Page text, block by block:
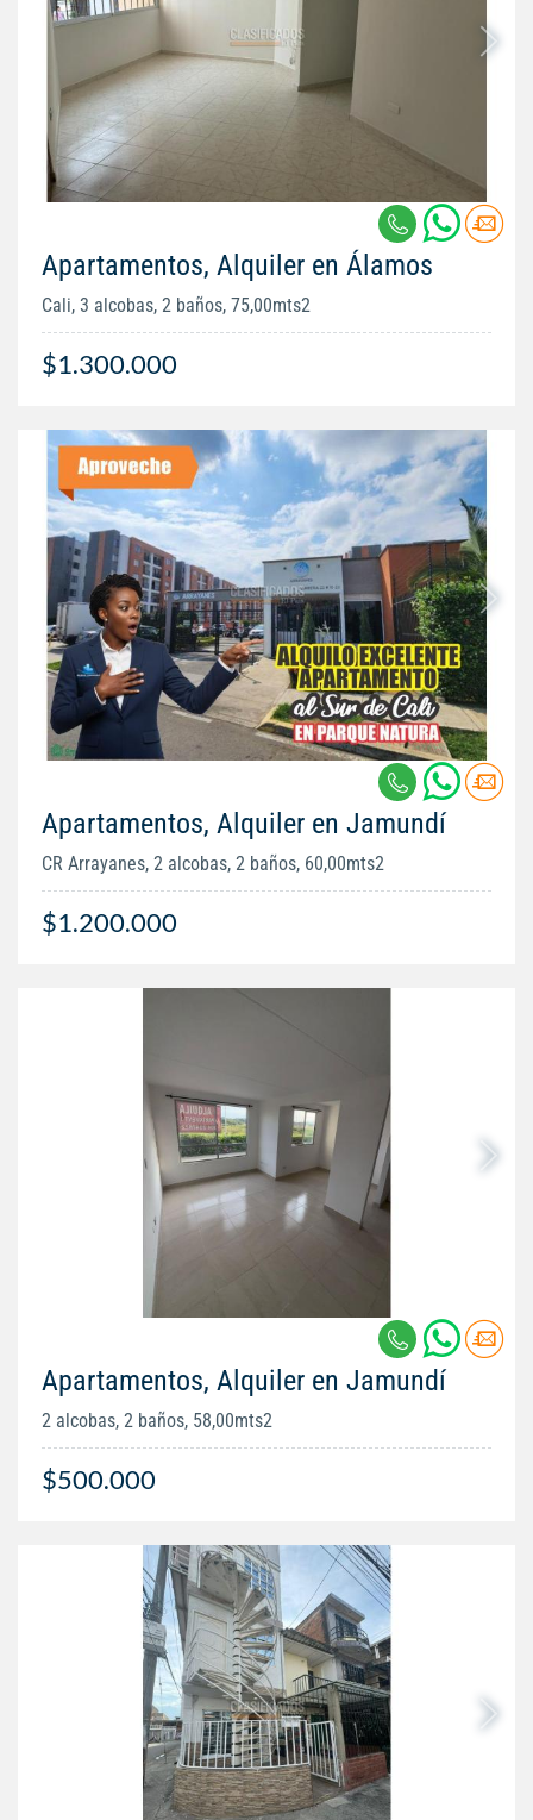
Apartamentos, Alquiler en Álamos
Cali, 3 alcobas, 2 baños, 75,00mts2
$1.300.000
Apartamentos, Alquiler en Jamundí
CR Arrayanes, 2 alcobas, 2 baños, 60,00mts2
$1.200.000
Apartamentos, Alquiler en Jamundí
2 alcobas, 2 baños, 58,00mts2
$500.000